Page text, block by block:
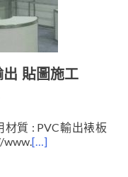
貼圖施工
質 : PVC輸出裱板
www.[…]